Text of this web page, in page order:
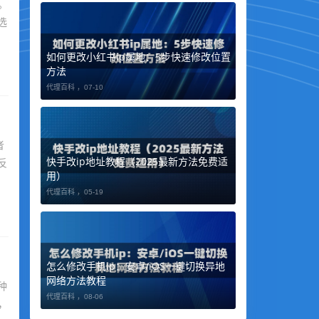
如何更改小红书ip属地：5步快速修改位置
方法
代理百科 ， 07-10
快手改ip地址教程（2025最新方法免费适
用）
代理百科 ， 05-19
怎么修改手机ip：安卓/iOS一键切换异地
网络方法教程
代理百科 ， 08-06